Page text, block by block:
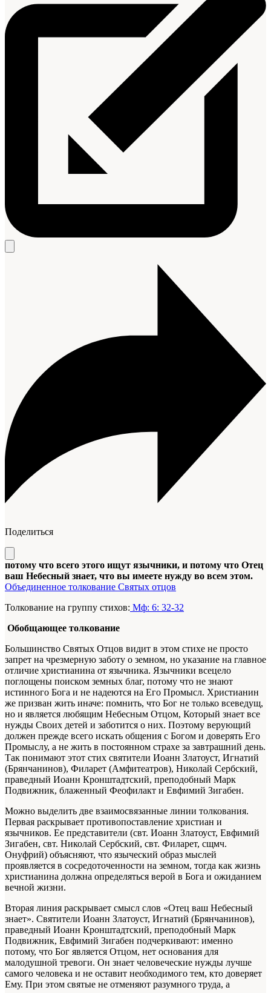
Поделиться
потому что всего этого ищут язычники, и потому что Отец
ваш Небесный знает, что вы имеете нужду во всем этом.
Объединенное толкование Святых отцов
Толкование на группу стихов: Мф: 6: 32-32
Обобщающее толкование
Большинство Святых Отцов видит в этом стихе не просто
запрет на чрезмерную заботу о земном, но указание на главное
отличие христианина от язычника. Язычники всецело
поглощены поиском земных благ, потому что не знают
истинного Бога и не надеются на Его Промысл. Христианин
же призван жить иначе: помнить, что Бог не только всеведущ,
но и является любящим Небесным Отцом, Который знает все
нужды Своих детей и заботится о них. Поэтому верующий
должен прежде всего искать общения с Богом и доверять Его
Промыслу, а не жить в постоянном страхе за завтрашний день.
Так понимают этот стих святители Иоанн Златоуст, Игнатий
(Брянчанинов), Филарет (Амфитеатров), Николай Сербский,
праведный Иоанн Кронштадтский, преподобный Марк
Подвижник, блаженный Феофилакт и Евфимий Зигабен.
Можно выделить две взаимосвязанные линии толкования.
Первая раскрывает противопоставление христиан и
язычников. Ее представители (свт. Иоанн Златоуст, Евфимий
Зигабен, свт. Николай Сербский, свт. Филарет, сщмч.
Онуфрий) объясняют, что языческий образ мыслей
проявляется в сосредоточенности на земном, тогда как жизнь
христианина должна определяться верой в Бога и ожиданием
вечной жизни.
Вторая линия раскрывает смысл слов «Отец ваш Небесный
знает». Святители Иоанн Златоуст, Игнатий (Брянчанинов),
праведный Иоанн Кронштадтский, преподобный Марк
Подвижник, Евфимий Зигабен подчеркивают: именно
потому, что Бог является Отцом, нет основания для
малодушной тревоги. Он знает человеческие нужды лучше
самого человека и не оставит необходимого тем, кто доверяет
Ему. При этом святые не отменяют разумного труда, а